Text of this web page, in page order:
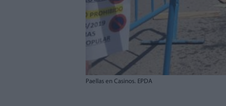
Paellas en Casinos. EPDA